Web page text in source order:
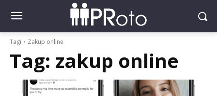
Tagi Zakup online
Tag: zakup online